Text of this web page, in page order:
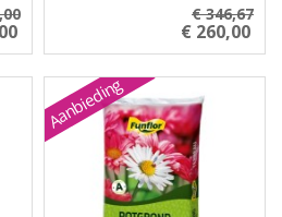
€ 346,67
€ 260,00
Aanbieding